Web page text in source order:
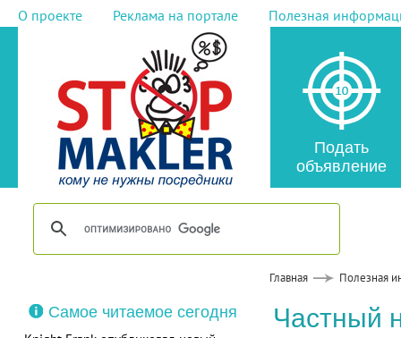
О проекте Реклама на портале Полезная
Подать
объявление
Главная Полезная
Самое читаемое сегодня
Частный